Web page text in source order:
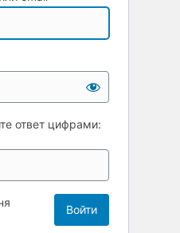
ответ цифрами: